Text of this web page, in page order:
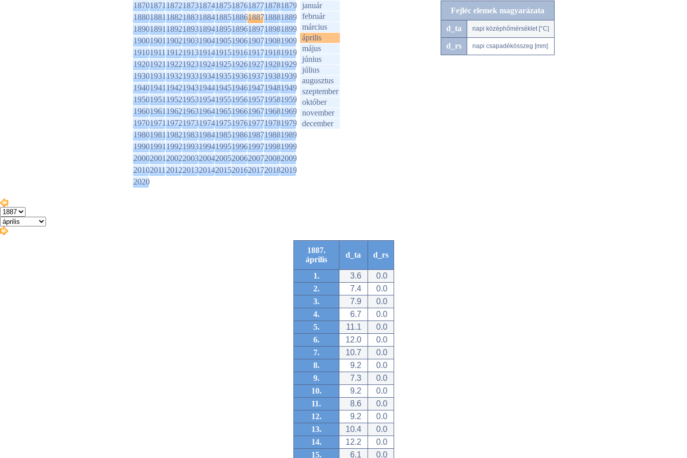
1870187118721873187418751876187718781879
1880188118821883188418851886188718881889
1890189118921893189418951896189718981899
1900190119021903190419051906190719081909
1910191119121913191419151916191719181919
1920192119221923192419251926192719281929
1930193119321933193419351936193719381939
1940194119421943194419451946194719481949
1950195119521953195419551956195719581959
1960196119621963196419651966196719681969
1970197119721973197419751976197719781979
1980198119821983198419851986198719881989
1990199119921993199419951996199719981999
2000200120022003200420052006200720082009
2010201120122013201420152016201720182019
2020
január
február
március
április
május
június
július
augusztus
szeptember
október
november
december
Fejléc elemek magyarázata
d_ta napi középhőmérséklet [°C]
d_rs napi csapadékösszeg [mm]
1887.
április
d_ta d_rs
1. 3.6
0.0
2.
7.4
0.0
3.
7.9
0.0
4.
6.7
0.0
5.
11.1
0.0
6.
12.0
0.0
7.
10.7
0.0
8.
9.2
0.0
9.
7.3
0.0
10.
9.2
0.0
11.
8.6
0.0
12.
9.2
0.0
13.
10.4
0.0
14.
12.2
0.0
15.
6.1 0.0